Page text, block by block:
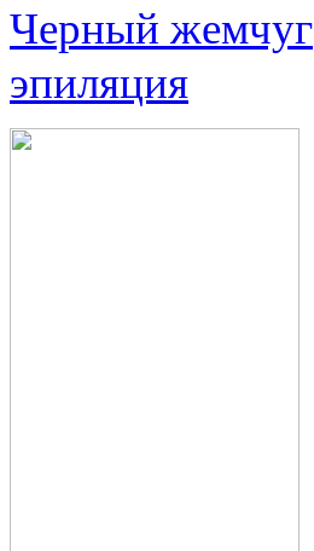
Черный жемчуг
эпиляция